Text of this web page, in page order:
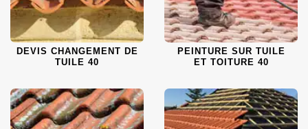
DEVIS CHANGEMENT DE
TUILE 40
PEINTURE SUR TUILE
ET TOITURE 40